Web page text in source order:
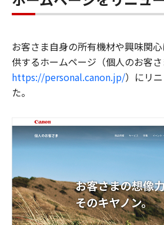
お客さま自身の所有機材や興味関
供するホームページ（個人のお客さ
https://personal.canon.jp/）にリ
た。